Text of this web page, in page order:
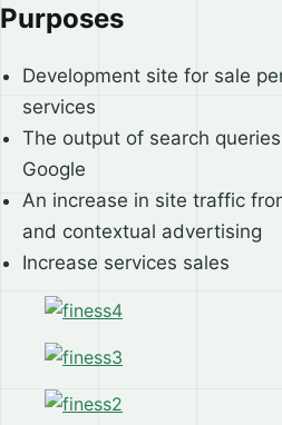
Purposes
Development site for sale
services
The output of search
Google
An increase in site traffic
and contextual advertising
Increase services sales